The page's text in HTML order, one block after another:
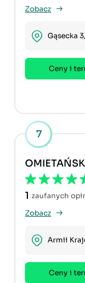
Zobacz
Gąsecka
Ceny i
7
1 zaufanych
Zobacz
Armii
Ceny i